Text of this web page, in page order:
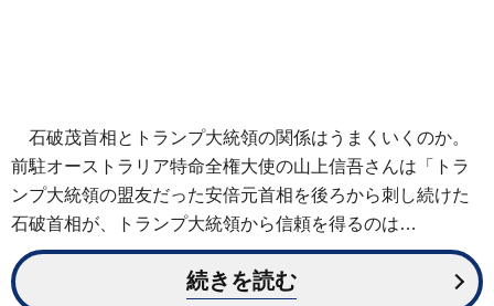
石破茂首相とトランプ大統領の関係はうまくいくのか。
前駐オーストラリア特命全権大使の山上信吾さんは「トラ
ンプ大統領の盟友だった安倍元首相を後ろから刺し続けた
石破首相が、トランプ大統領から信頼を得るのは…
続きを読む